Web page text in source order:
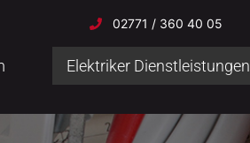
02771 / 360 40 05
Elektriker Dienstleistungen